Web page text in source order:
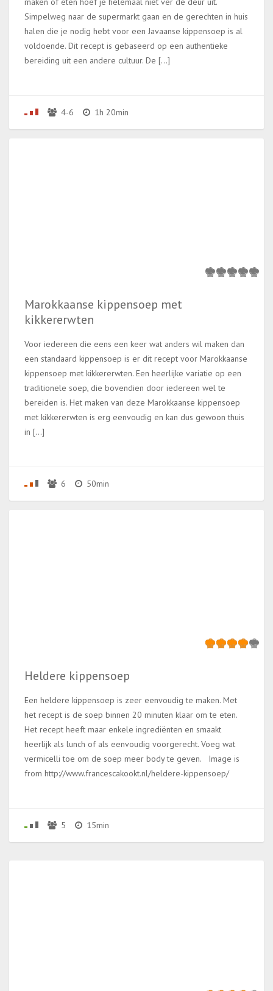
Simpelweg naar de supermarkt gaan en de gerechten in huis
halen die je nodig hebt voor een Javaanse kippensoep is al
voldoende. Dit recept is gebaseerd op een authentieke
bereiding uit een andere cultuur. De […]
4-6 1h 20min
Marokkaanse kippensoep met
kikkererwten
Voor iedereen die eens een keer wat anders wil maken dan
een standaard kippensoep is er dit recept voor Marokkaanse
kippensoep met kikkererwten. Een heerlijke variatie op een
traditionele soep, die bovendien door iedereen wel te
bereiden is. Het maken van deze Marokkaanse kippensoep
met kikkererwten is erg eenvoudig en kan dus gewoon thuis
in […]
6 50min
Heldere kippensoep
Een heldere kippensoep is zeer eenvoudig te maken. Met
het recept is de soep binnen 20 minuten klaar om te eten.
Het recept heeft maar enkele ingrediënten en smaakt
heerlijk als lunch of als eenvoudig voorgerecht. Voeg wat
vermicelli toe om de soep meer body te geven. Image is
from http://www.francescakookt.nl/heldere-kippensoep/
5 15min